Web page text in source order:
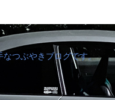
なつぶやきブログです。